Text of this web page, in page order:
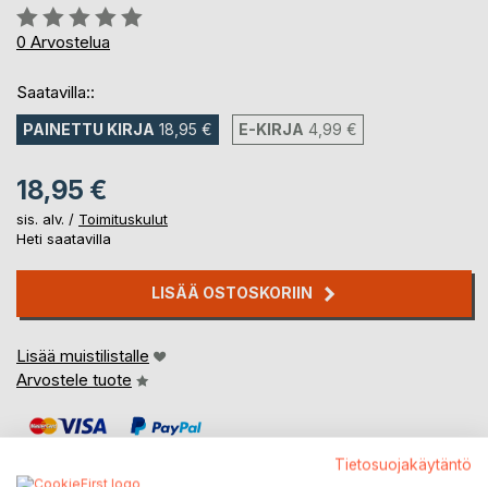
Arvostelu::
0%
0 Arvostelua
Saatavilla::
PAINETTU KIRJA 18,95 € E-KIRJA 4,99 €
18,95 €
sis. alv. / Toimituskulut
Heti saatavilla
LISÄÄ OSTOSKORIIN
Lisää muistilistalle
Arvostele tuote
Tietosuojakäytäntö